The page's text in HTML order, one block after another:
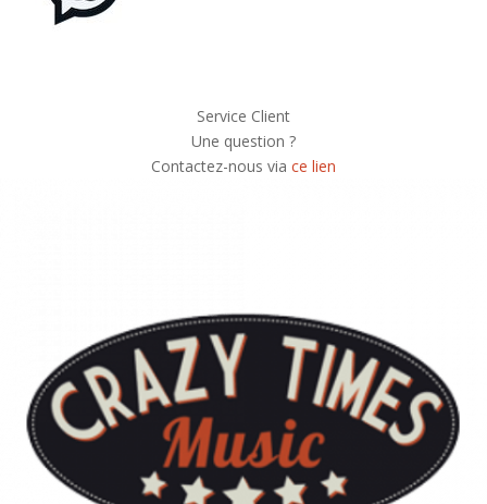
Service Client
Une question ?
Contactez-nous via ce lien